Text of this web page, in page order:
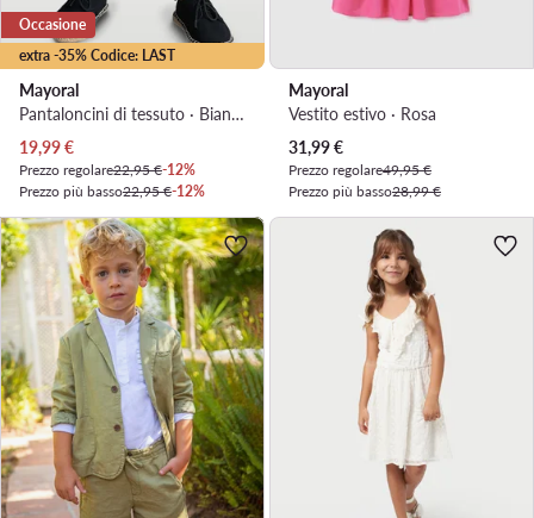
extra -35% Codice: LAST
Occasione
Mayoral
Pantaloncini di tessuto · Bianco
Prezzo attuale
19,99€
Prezzo regolare22,95 €-12%
Prezzo più basso22,95 €-12%
Mayoral
Vestito estivo · Rosa
Prezzo attuale
31,99€
Prezzo regolare49,95 €
Prezzo più basso28,99 €